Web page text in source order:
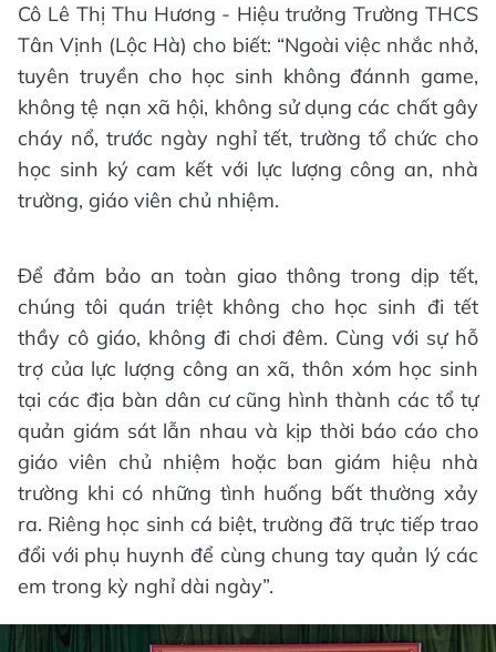
Cô Lê Thị Thu Hương - Hiệu trưởng Trường THCS
Tân Vịnh (Lộc Hà) cho biết: “Ngoài việc nhắc nhở,
tuyên truyền cho học sinh không đánnh game,
không tệ nạn xã hội, không sử dụng các chất gây
cháy nổ, trước ngày nghỉ tết, trường tổ chức cho
học sinh ký cam kết với lực lượng công an, nhà
trường, giáo viên chủ nhiệm.
Để đảm bảo an toàn giao thông trong dịp tết,
chúng tôi quán triệt không cho học sinh đi tết
thầy cô giáo, không đi chơi đêm. Cùng với sự hỗ
trợ của lực lượng công an xã, thôn xóm học sinh
tại các địa bàn dân cư cũng hình thành các tổ tự
quản giám sát lẫn nhau và kịp thời báo cáo cho
giáo viên chủ nhiệm hoặc ban giám hiệu nhà
trường khi có những tình huống bất thường xảy
ra. Riêng học sinh cá biệt, trường đã trực tiếp trao
đổi với phụ huynh để cùng chung tay quản lý các
em trong kỳ nghỉ dài ngày”.